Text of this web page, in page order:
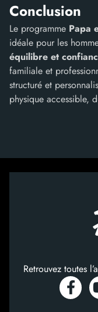
Conclusion
Le programme Papa
idéale pour les
équilibre et
familiale et
structuré et
physique accessible,
Retrouvez toutes